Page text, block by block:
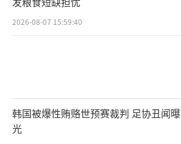
2026-08-07 15:59:40
韩国被爆性贿赂世预赛裁判 足协丑闻曝
光